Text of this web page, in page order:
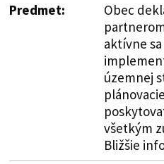
Predmet:
Obec
aktívne
územnej
všetkým
Bližšie